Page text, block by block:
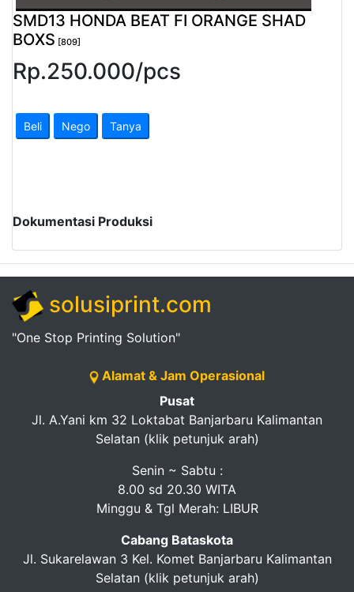
SMD13 HONDA BEAT FI ORANGE SHAD
BOXS [809]
Rp.250.000/pcs
Beli Nego Tanya
Dokumentasi Produksi
solusiprint.com
"One Stop Printing Solution"
Alamat & Jam Operasional
Pusat
Jl. A.Yani km 32 Loktabat Banjarbaru Kalimantan
Selatan (klik petunjuk arah)
Senin ~ Sabtu :
8.00 sd 20.30 WITA
Minggu & Tgl Merah: LIBUR
Cabang Bataskota
Jl. Sukarelawan 3 Kel. Komet Banjarbaru Kalimantan
Selatan (klik petunjuk arah)